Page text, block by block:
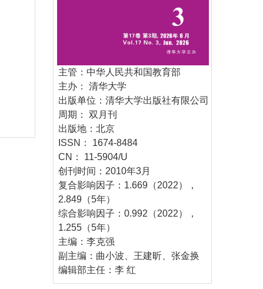
主管：中华人民共和国教育部
主办： 清华大学
出版单位：清华大学出版社有限公司
周期： 双月刊
出版地：北京
ISSN： 1674-8484
CN： 11-5904/U
创刊时间：2010年3月
复合影响因子：1.669（2022），
2.849（5年）
综合影响因子：0.992（2022），
1.255（5年）
主编：李克强
副主编：曲小波、王建昕、张金换
编辑部主任：李 红